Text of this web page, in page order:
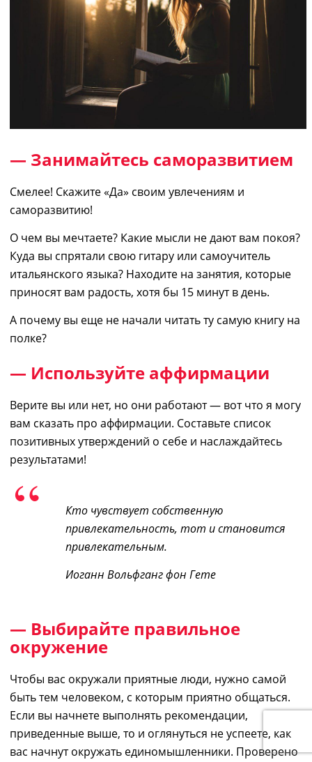
— Занимайтесь саморазвитием
Смелее! Скажите «Да» своим увлечениям и
саморазвитию!
О чем вы мечтаете? Какие мысли не дают вам покоя?
Куда вы спрятали свою гитару или самоучитель
итальянского языка? Находите на занятия, которые
приносят вам радость, хотя бы 15 минут в день.
А почему вы еще не начали читать ту самую книгу на
полке?
— Используйте аффирмации
Верите вы или нет, но они работают ― вот что я могу
вам сказать про аффирмации. Составьте список
позитивныхутверждений о себе и наслаждайтесь
результатами!
Кто чувствует собственную
привлекательность, тот и становится
привлекательным.
Иоганн Вольфганг фон Гете
— Выбирайте правильное
окружение
Чтобы вас окружали приятныелюди, нужно самой
быть тем человеком, с которым приятно общаться.
Если вы начнете выполнять рекомендации,
приведенные выше, то и оглянуться не успеете, как
вас начнут окружать единомышленники. Проверено